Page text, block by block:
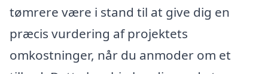
tømrere være i stand til at give dig en
præcis vurdering af projektets
omkostninger, når du anmoder om et